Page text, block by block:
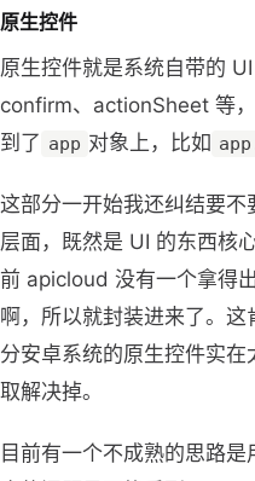
原生控件
原生控件就是系统自带的
confirm、actionSheet 等
到了 app 对象上，比如
这部分一开始我还纠结要
层面，既然是 UI 的东西核
前 apicloud 没有一个拿得
啊，所以就封装进来了。
分安卓系统的原生控件实
取解决掉。
目前有一个不成熟的思路